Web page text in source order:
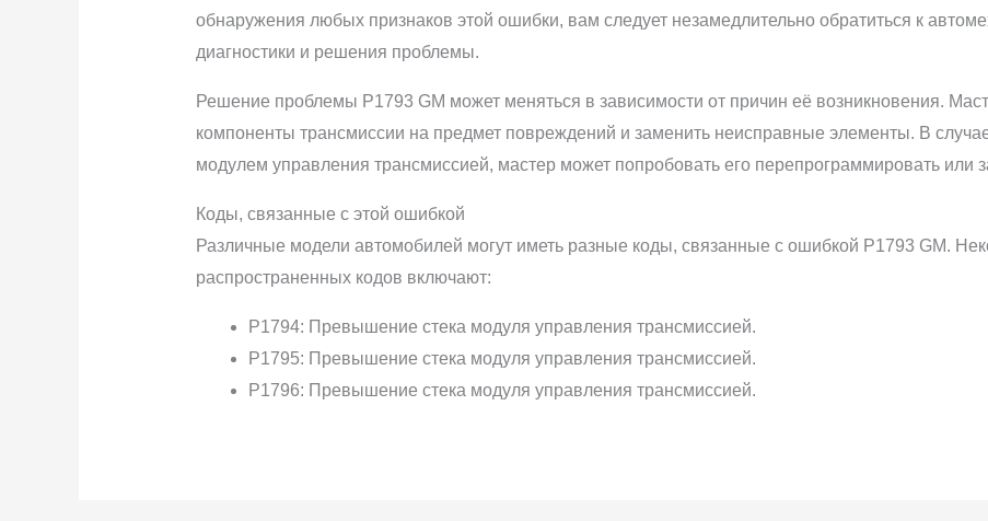
обнаружения любых признаков этой ошибки, вам следует незамедлительно обратиться к
диагностики и решения проблемы.
Решение проблемы P1793 GM может меняться в зависимости от причин её возникновения.
компоненты трансмиссии на предмет повреждений и заменить неисправные элементы. В
модулем управления трансмиссией, мастер может попробовать его перепрограммировать или
Коды, связанные с этой ошибкой
Различные модели автомобилей могут иметь разные коды, связанные с ошибкой P1793 GM.
распространенных кодов включают:
P1794: Превышение стека модуля управления трансмиссией.
P1795: Превышение стека модуля управления трансмиссией.
P1796: Превышение стека модуля управления трансмиссией.